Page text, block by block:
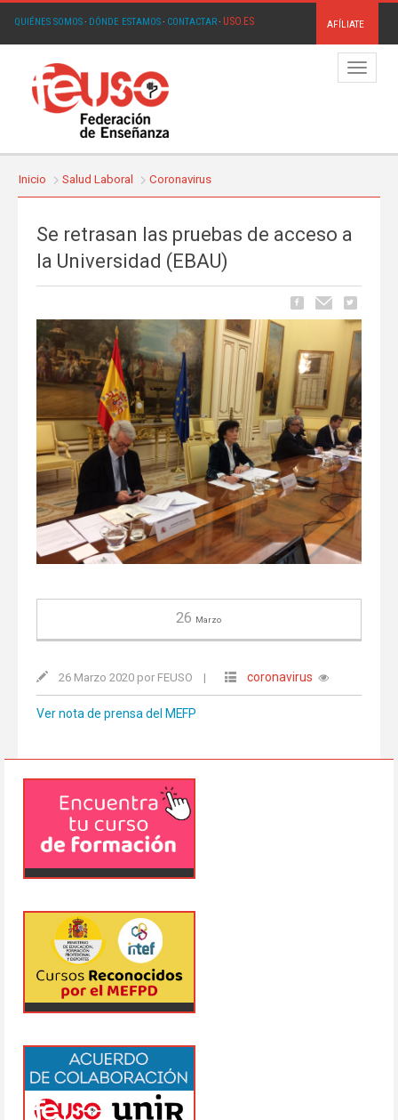
QUIÉNES SOMOS· DÓNDE ESTAMOS· CONTACTAR· USO.ES AFÍLIATE
Menú
Inicio Salud Laboral Coronavirus
Se retrasan las pruebas de acceso a
la Universidad (EBAU)
26 Marzo
26 Marzo 2020 por FEUSO | coronavirus
Ver nota de prensa del MEFP